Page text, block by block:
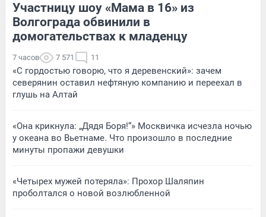
Участницу шоу «Мама в 16» из
Волгограда обвинили в
домогательствах к младенцу
7 часов 7 571 11
«С гордостью говорю, что я деревенский»: зачем
северянин оставил нефтяную компанию и переехал в
глушь на Алтай
«Она крикнула: „Дядя Боря!“» Москвичка исчезла ночью
у океана во Вьетнаме. Что произошло в последние
минуты пропажи девушки
«Четырех мужей потеряла»: Прохор Шаляпин
проболтался о новой возлюбленной